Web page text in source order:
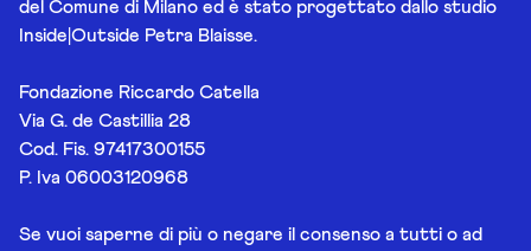
del Comune di Milano ed è stato progettato dallo studio
Inside|Outside Petra Blaisse.
Fondazione Riccardo Catella
Via G. de Castillia 28
Cod. Fis. 97417300155
P. Iva 06003120968
Se vuoi saperne di più o negare il consenso a tutti o ad